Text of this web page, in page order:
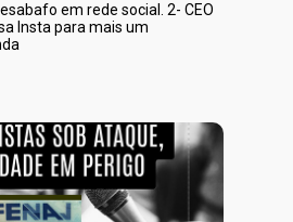
em rede social. 2- CEO
Insta para mais um